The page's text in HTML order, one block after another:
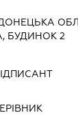
ДОНЕЦЬКА
БУДИНОК 2